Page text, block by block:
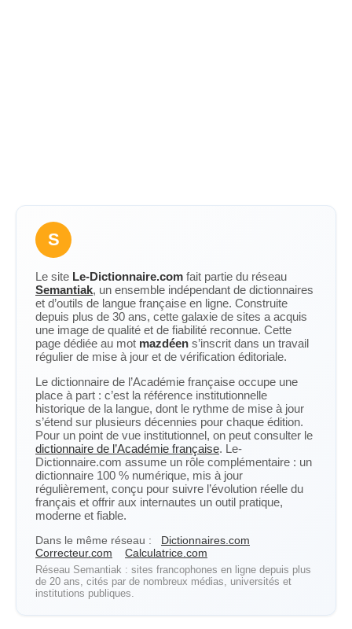
S
Le site Le-Dictionnaire.com fait partie du réseau
Semantiak, un ensemble indépendant de dictionnaires
et d’outils de langue française en ligne. Construite
depuis plus de 30 ans, cette galaxie de sites a acquis
une image de qualité et de fiabilité reconnue. Cette
page dédiée au mot mazdéen s’inscrit dans un travail
régulier de mise à jour et de vérification éditoriale.
Le dictionnaire de l’Académie française occupe une
place à part : c’est la référence institutionnelle
historique de la langue, dont le rythme de mise à jour
s’étend sur plusieurs décennies pour chaque édition.
Pour un point de vue institutionnel, on peut consulter le
dictionnaire de l’Académie française. Le-
Dictionnaire.com assume un rôle complémentaire : un
dictionnaire 100 % numérique, mis à jour
régulièrement, conçu pour suivre l’évolution réelle du
français et offrir aux internautes un outil pratique,
moderne et fiable.
Dans le même réseau :
Dictionnaires.com
Correcteur.com
Calculatrice.com
Réseau Semantiak : sites francophones en ligne depuis plus
de 20 ans, cités par de nombreux médias, universités et
institutions publiques.